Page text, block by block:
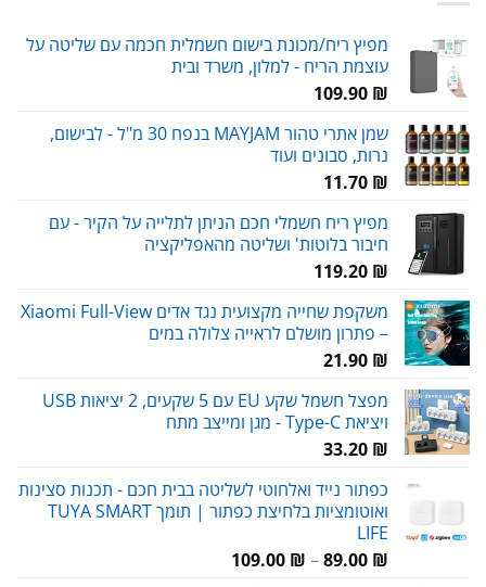
מפיץ ריח/מכונת בישום חשמלית חכמה עם שליטה על
עוצמת הריח - למלון, משרד ובית
109.90 ₪
שמן אתרי טהור MAYJAM בנפח 30 מ"ל - לבישום,
נרות, סבונים ועוד
11.70 ₪
מפיץ ריח חשמלי חכם הניתן לתלייה על הקיר - עם
חיבור בלוטות' ושליטה מהאפליקציה
119.20 ₪
משקפת שחייה מקצועית נגד אדים Xiaomi Full-View
– פתרון מושלם לראייה צלולה במים
21.90 ₪
מפצל חשמל שקע EU עם 5 שקעים, 2 יציאות USB
ויציאת Type-C - מגן ומייצב מתח
33.20 ₪
כפתור נייד ואלחוטי לשליטה בבית חכם - תכנות סצינות
ואוטומציות בלחיצת כפתור | תומך TUYA SMART
LIFE
89.00 ₪
–
109.00 ₪